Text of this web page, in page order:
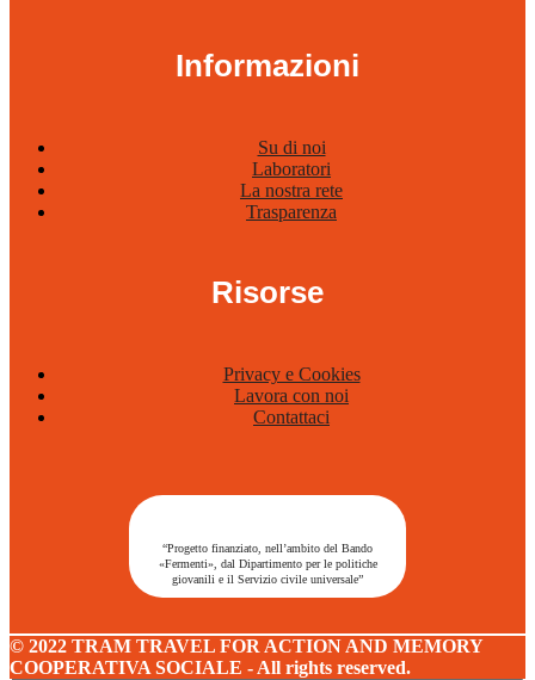
Informazioni
Su di noi
Laboratori
La nostra rete
Trasparenza
Risorse
Privacy e Cookies
Lavora con noi
Contattaci
“Progetto finanziato, nell’ambito del Bando
«Fermenti», dal Dipartimento per le politiche
giovanili e il Servizio civile universale”
© 2022 TRAM TRAVEL FOR ACTION AND MEMORY
COOPERATIVA SOCIALE - All rights reserved.